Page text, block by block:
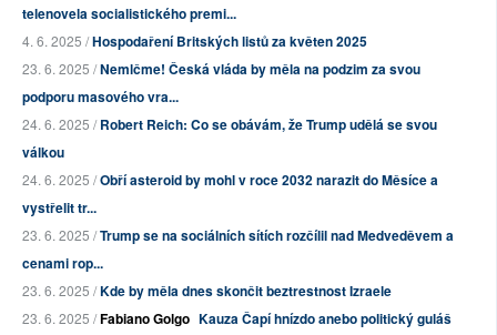
telenovela socialistického premi...
4. 6. 2025 /Hospodaření Britských listů za květen 2025
23. 6. 2025 /Nemlčme! Česká vláda by měla na podzim za svou
podporu masového vra...
24. 6. 2025 /Robert Reich: Co se obávám, že Trump udělá se svou
válkou
24. 6. 2025 /Obří asteroid by mohl v roce 2032 narazit do Měsíce a
vystřelit tr...
23. 6. 2025 /Trump se na sociálních sítích rozčílil nad Medveděvem a
cenami rop...
23. 6. 2025 /Kde by měla dnes skončit beztrestnost Izraele
23. 6. 2025 /Fabiano Golgo Kauza Čapí hnízdo anebo politický guláš